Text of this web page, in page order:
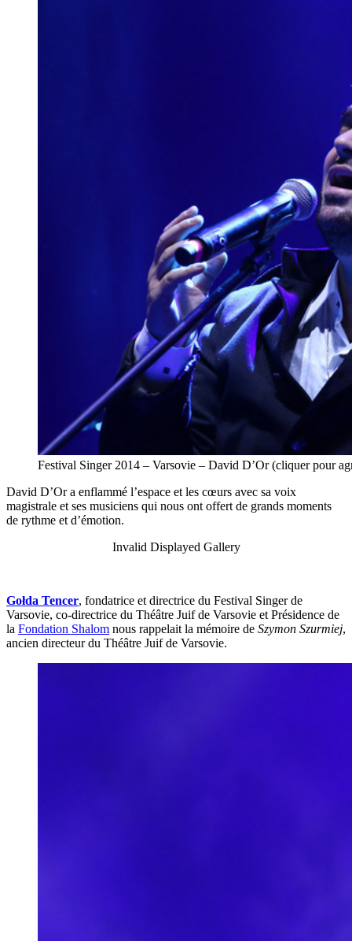
Festival Singer 2014 – Varsovie – David D’Or (cliquer pour
David D’Or a enflammé l’espace et les cœurs avec sa voix
magistrale et ses musiciens qui nous ont offert de grands moments
de rythme et d’émotion.
Invalid Displayed Gallery
Gołda Tencer, fondatrice et directrice du Festival Singer de
Varsovie, co-directrice du Théâtre Juif de Varsovie et Présidence de
la Fondation Shalom nous rappelait la mémoire de Szymon Szurmiej,
ancien directeur du Théâtre Juif de Varsovie.